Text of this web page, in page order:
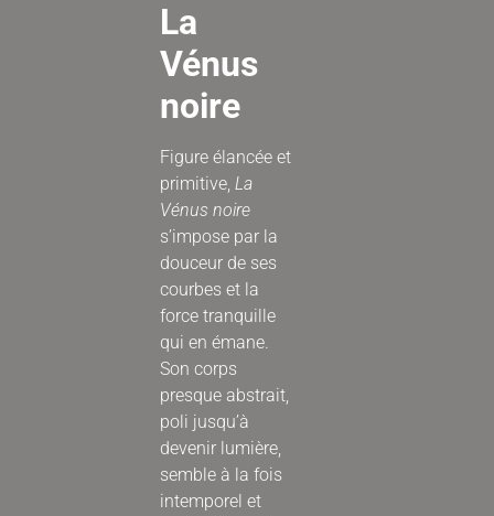
La
Vénus
noire
Figure élancée et
primitive, La
Vénus noire
s’impose par la
douceur de ses
courbes et la
force tranquille
qui en émane.
Son corps
presque abstrait,
poli jusqu’à
devenir lumière,
semble à la fois
intemporel et